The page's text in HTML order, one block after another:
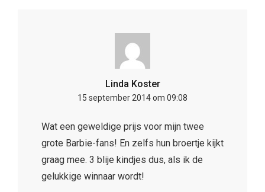
Linda Koster
15 september 2014 om 09:08
Wat een geweldige prijs voor mijn twee
grote Barbie-fans! En zelfs hun broertje kijkt
graag mee. 3 blije kindjes dus, als ik de
gelukkige winnaar wordt!